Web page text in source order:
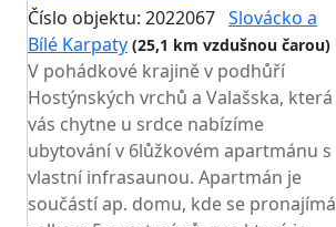
Číslo objektu: 2022067 Slovácko a
Bílé Karpaty (25,1 km vzdušnou čarou)
V pohádkové krajině v podhůří
Hostýnských vrchů a Valašska, která
vás chytne u srdce nabízíme
ubytování v 6lůžkovém apartmánu s
vlastní infrasaunou. Apartmán je
součástí ap. domu, kde se pronajímá